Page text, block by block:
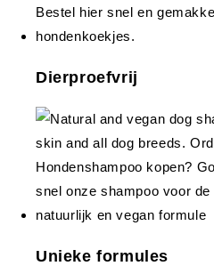
Dierproefvrij
Unieke formules